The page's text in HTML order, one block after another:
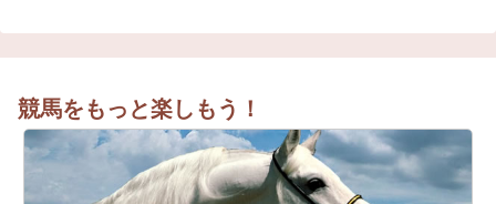
競馬をもっと楽しもう！